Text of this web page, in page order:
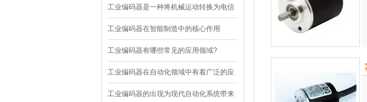
工业编码器是一种将机械运动转换为电信
号的设备
工业编码器在智能制造中的核心作用
工业编码器有哪些常见的应用领域?
工业编码器在自动化领域中有着广泛的应
用
工业编码器的出现为现代自动化系统带来